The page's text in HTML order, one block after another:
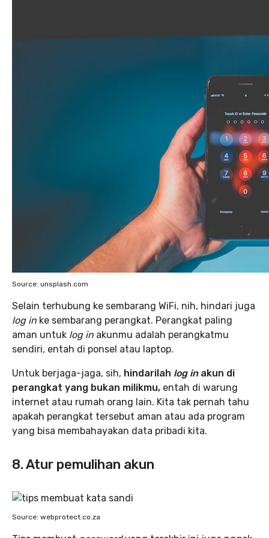
Source: unsplash.com
Selain terhubung ke sembarang WiFi, nih, hindari juga
log in ke sembarang perangkat. Perangkat paling
aman untuk log in akunmu adalah perangkatmu
sendiri, entah di ponsel atau laptop.
Untuk berjaga-jaga, sih, hindarilah log inakun di
perangkat yang bukan milikmu, entah di warung
internet atau rumah orang lain. Kita tak pernah tahu
apakah perangkat tersebut aman atau ada program
yang bisa membahayakan data pribadi kita.
8. Atur pemulihan akun
Source: webprotect.co.za